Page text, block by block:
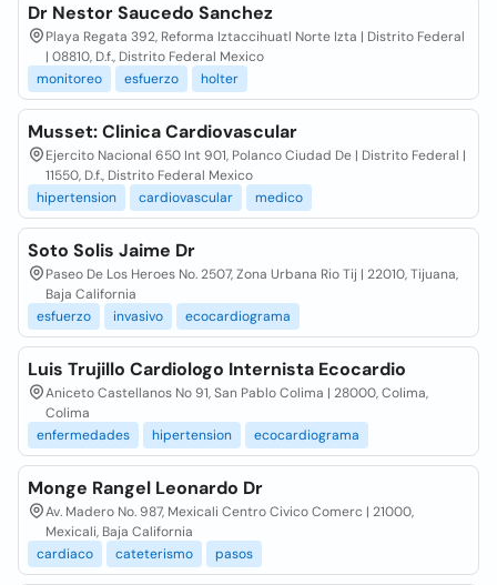
Dr Nestor Saucedo Sanchez
Playa Regata 392, Reforma Iztaccihuatl Norte Izta | Distrito Federal
| 08810, D.f., Distrito Federal Mexico
monitoreo
esfuerzo holter
Musset: Clinica Cardiovascular
Ejercito Nacional 650 Int 901, Polanco Ciudad De | Distrito Federal |
11550, D.f., Distrito Federal Mexico
hipertension
cardiovascular medico
Soto Solis Jaime Dr
Paseo De Los Heroes No. 2507, Zona Urbana Rio Tij | 22010, Tijuana,
Baja California
esfuerzo
invasivo ecocardiograma
Luis Trujillo Cardiologo Internista Ecocardio
Aniceto Castellanos No 91, San Pablo Colima | 28000, Colima,
Colima
enfermedades
hipertension ecocardiograma
Monge Rangel Leonardo Dr
Av. Madero No. 987, Mexicali Centro Civico Comerc | 21000,
Mexicali, Baja California
cardiaco
cateterismo pasos